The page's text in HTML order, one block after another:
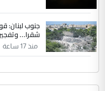
جنوب لبنان:
شقرا…
منذ 17 ساعة